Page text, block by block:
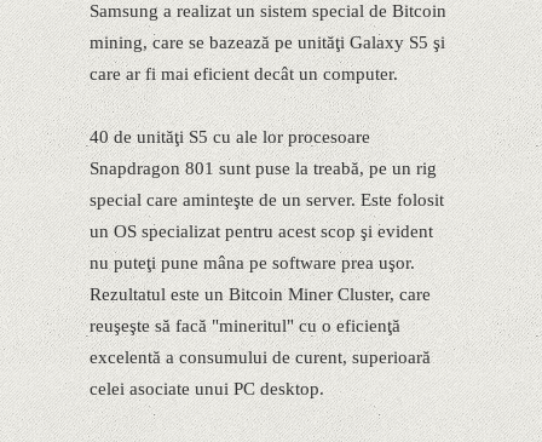
Samsung a realizat un sistem special de Bitcoin
mining, care se bazează pe unităţi Galaxy S5 şi
care ar fi mai eficient decât un computer.
40 de unităţi S5 cu ale lor procesoare
Snapdragon 801 sunt puse la treabă, pe un rig
special care aminteşte de un server. Este folosit
un OS specializat pentru acest scop şi evident
nu puteţi pune mâna pe software prea uşor.
Rezultatul este un Bitcoin Miner Cluster, care
reuşeşte să facă "mineritul" cu o eficienţă
excelentă a consumului de curent, superioară
celei asociate unui PC desktop.